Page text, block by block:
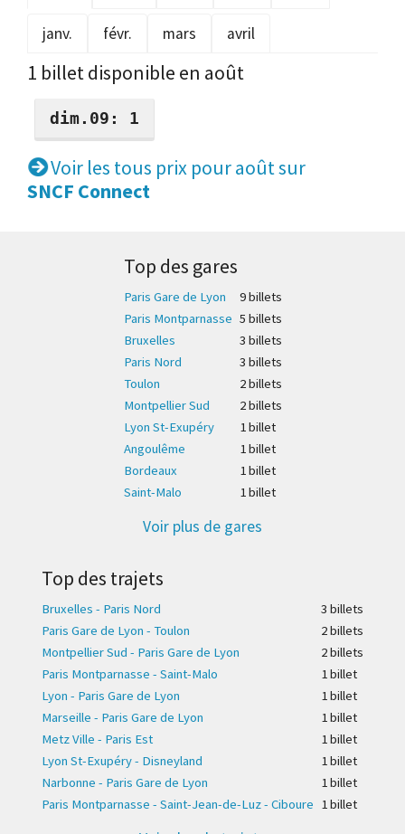
janv. févr. mars avril
1 billet disponible en août
dim.09: 1
Voir les tous prix pour août sur
SNCF Connect
Top des gares
Paris Gare de Lyon 9 billets
Paris Montparnasse 5 billets
Bruxelles
3 billets
Paris Nord
3 billets
Toulon
2 billets
Montpellier Sud
2 billets
Lyon St-Exupéry
1 billet
Angoulême
1 billet
Bordeaux
1 billet
Saint-Malo
1 billet
Voir plus de gares
Top des trajets
Bruxelles - Paris Nord 3 billets
Paris Gare de Lyon - Toulon
2 billets
Montpellier Sud - Paris Gare de Lyon
2 billets
Paris Montparnasse - Saint-Malo
1 billet
Lyon - Paris Gare de Lyon
1 billet
Marseille - Paris Gare de Lyon
1 billet
Metz Ville - Paris Est
1 billet
Lyon St-Exupéry - Disneyland
1 billet
Narbonne - Paris Gare de Lyon
1 billet
Paris Montparnasse - Saint-Jean-de-Luz - Ciboure 1 billet